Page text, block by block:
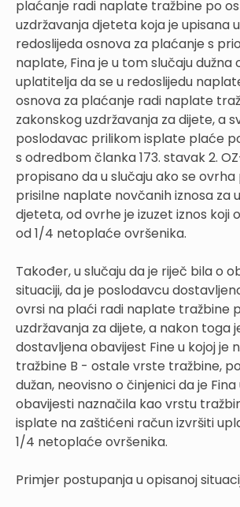
plaćanje radi naplate tražbine po
uzdržavanja djeteta koja je upisana
redoslijeda osnova za plaćanje s
naplate, Fina je u tom slučaju dužna
uplatitelja da se u redoslijedu
osnova za plaćanje radi naplate
zakonskog uzdržavanja za dijete, a
poslodavac prilikom isplate plaće
s odredbom članka 173. stavak 2.
propisano da u slučaju ako se
prisilne naplate novčanih iznosa za
djeteta, od ovrhe je izuzet iznos koji
od 1/4 netoplaće ovršenika.
Također, u slučaju da je riječ bila o
situaciji, da je poslodavcu
ovrsi na plaći radi naplate tražbine
uzdržavanja za dijete, a nakon toga
dostavljena obavijest Fine u kojoj je
tražbine B - ostale vrste tražbine,
dužan, neovisno o činjenici da je Fina
obavijesti naznačila kao vrstu
isplate na zaštićeni račun izvršiti
1/4 netoplaće ovršenika.
Primjer postupanja u opisanoj